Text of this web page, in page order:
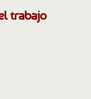
trabajo